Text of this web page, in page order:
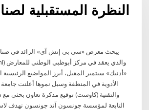
النظرة المستقبلية
يبحث معرض «سي بي إتش آي» الرائد في
«أدنيك» سبتمبر المقبل، أبرز المواضيع
الأدوية في المنطقة وسبل نموها أعلنت جامعة
والتقنية (كاوست) توقيع مذكرة تعاون بحثي
التابعة لمؤسسة جونسون آند جونسون تهدف